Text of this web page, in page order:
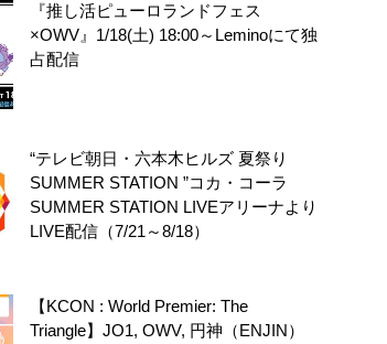
『推し活ピューロランドフェス
×OWV』1/18(土) 18:00～Leminoにて独
占配信
“テレビ朝日・六本木ヒルズ 夏祭り
SUMMER STATION ”コカ・コーラ
SUMMER STATION LIVEアリーナより
LIVE配信（7/21～8/18）
【KCON : World Premier: The
Triangle】JO1, OWV, 円神（ENJIN）